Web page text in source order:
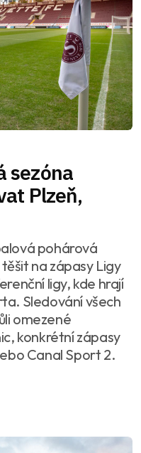
sezóna
Plzeň,
pohárová
na zápasy Ligy
ligy, kde hrají
Sledování všech
omezené
konkrétní zápasy
Canal Sport 2.